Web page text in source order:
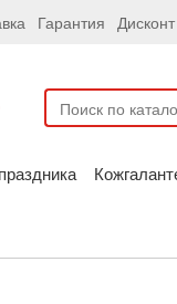
Гарантия Дисконт